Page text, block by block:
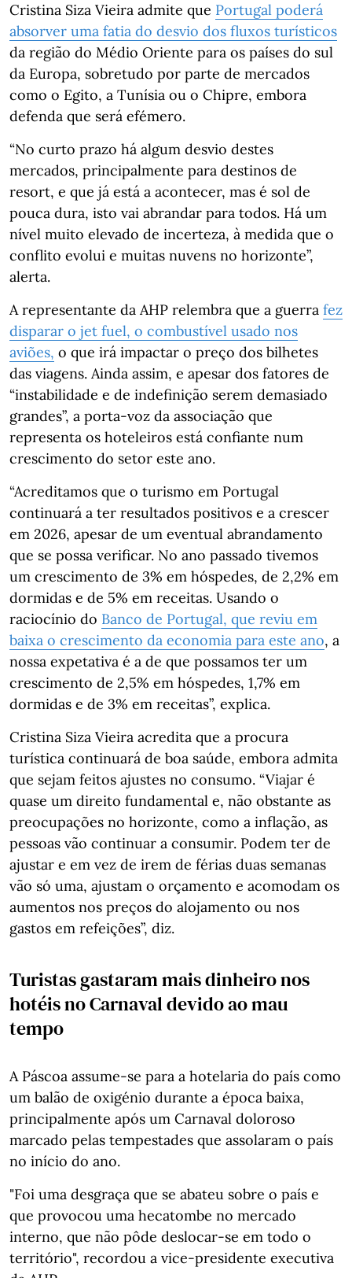
Cristina Siza Vieira admite que Portugal poderá
absorver uma fatia do desvio dos fluxos turísticos
da região do Médio Oriente para os países do sul
da Europa, sobretudo por parte de mercados
como o Egito, a Tunísia ou o Chipre, embora
defenda que será efémero.
“No curto prazo há algum desvio destes
mercados, principalmente para destinos de
resort, e que já está a acontecer, mas é sol de
pouca dura, isto vai abrandar para todos. Há um
nível muito elevado de incerteza, à medida que o
conflito evolui e muitas nuvens no horizonte”,
alerta.
A representante da AHP relembra que a guerra fez
disparar o jet fuel, o combustível usado nos
aviões, o que irá impactar o preço dos bilhetes
das viagens. Ainda assim, e apesar dos fatores de
“instabilidade e de indefinição serem demasiado
grandes”, a porta-voz da associação que
representa os hoteleiros está confiante num
crescimento do setor este ano.
“Acreditamos que o turismo em Portugal
continuará a ter resultados positivos e a crescer
em 2026, apesar de um eventual abrandamento
que se possa verificar. No ano passado tivemos
um crescimento de 3% em hóspedes, de 2,2% em
dormidas e de 5% em receitas. Usando o
raciocínio do Banco de Portugal, que reviu em
baixa o crescimento da economia para este ano, a
nossa expetativa é a de que possamos ter um
crescimento de 2,5% em hóspedes, 1,7% em
dormidas e de 3% em receitas”, explica.
Cristina Siza Vieira acredita que a procura
turística continuará de boa saúde, embora admita
que sejam feitos ajustes no consumo. “Viajar é
quase um direito fundamental e, não obstante as
preocupações no horizonte, como a inflação, as
pessoas vão continuar a consumir. Podem ter de
ajustar e em vez de irem de férias duas semanas
vão só uma, ajustam o orçamento e acomodam os
aumentos nos preços do alojamento ou nos
gastos em refeições”, diz.
Turistas gastaram mais dinheiro nos
hotéis no Carnaval devido ao mau
tempo
A Páscoa assume-se para a hotelaria do país como
um balão de oxigénio durante a época baixa,
principalmente após um Carnaval doloroso
marcado pelas tempestades que assolaram o país
no início do ano.
"Foi uma desgraça que se abateu sobre o país e
que provocou uma hecatombe no mercado
interno, que não pôde deslocar-se em todo o
território", recordou a vice-presidente executiva